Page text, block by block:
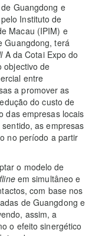
Guangdong e
Instituto de
Macau (IPIM) e
Guangdong, terá
A da Cotai Expo do
objectivo de
entre
a promover as
do custo de
das empresas locais
as empresas
no período a partir
o modelo de
em simultâneo e
com base nos
de Guangdong e
assim, a
o efeito sinergético